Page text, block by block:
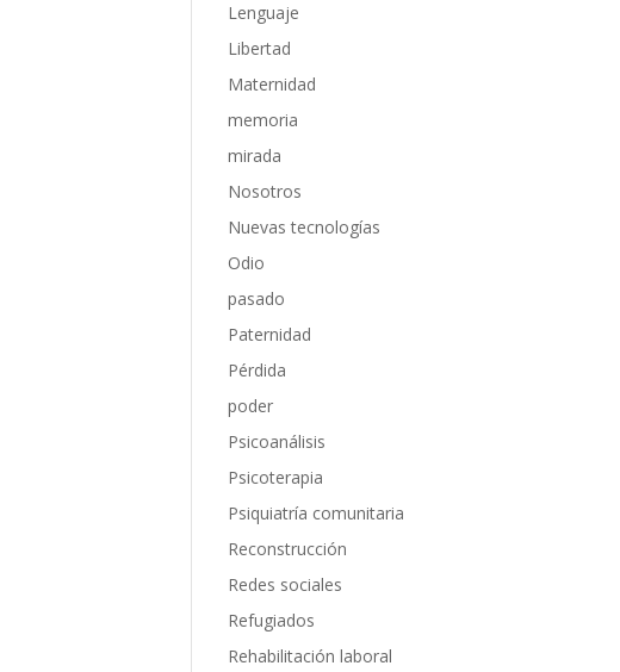
Lenguaje
Libertad
Maternidad
memoria
mirada
Nosotros
Nuevas tecnologías
Odio
pasado
Paternidad
Pérdida
poder
Psicoanálisis
Psicoterapia
Psiquiatría comunitaria
Reconstrucción
Redes sociales
Refugiados
Rehabilitación laboral